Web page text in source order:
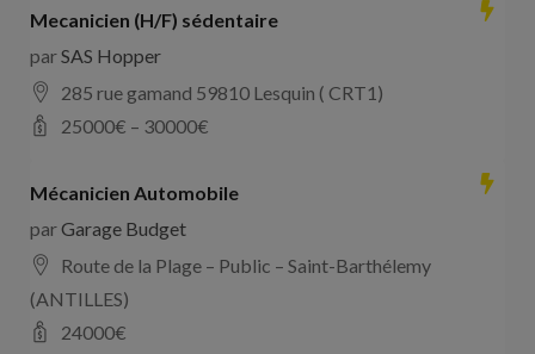
Mecanicien (H/F) sédentaire
parSAS Hopper
285 rue gamand 59810 Lesquin ( CRT1)
25000€ – 30000€
Mécanicien Automobile
parGarage Budget
Route de la Plage – Public – Saint-Barthélemy
(ANTILLES)
24000€